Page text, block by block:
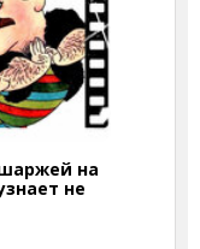
на
не